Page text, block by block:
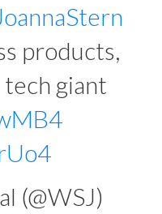
products,
giant
(@WSJ)